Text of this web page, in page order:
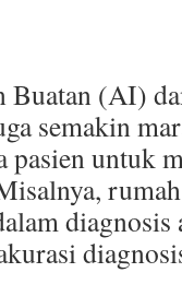
Buatan (AI)
semakin
pasien untuk
diagnosis